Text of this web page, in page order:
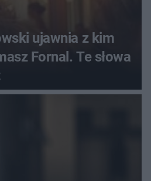
ujawnia z kim
Fornal. Te słowa